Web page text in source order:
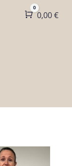
Panier
0
0,00€